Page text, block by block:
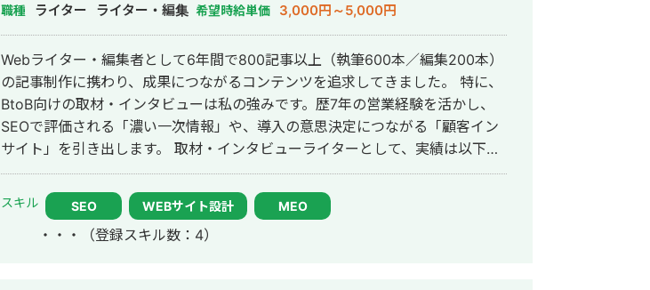
職種 ライター ライター・編集 希望時給単価 3,000円～5,000円
Webライター・編集者として6年間で800記事以上（執筆600本／編集200本）
の記事制作に携わり、成果につながるコンテンツを追求してきました。 特に、
BtoB向けの取材・インタビューは私の強みです。歴7年の営業経験を活かし、
SEOで評価される「濃い一次情報」や、導入の意思決定につながる「顧客イン
サイト」を引き出します。 取材・インタビューライターとして、実績は以下の
通りです。 ◆取材実績 株式会社アルファ・ファイナンシャルプランナーズ様
「マネソル＋」（掲載許可はいただいております）
https://alphardic.com/moneysol/business/voice/daiwalifenext/ 「Employee
Edge」（掲載許可はいただいております）
スキル SEO WEBサイト設計 MEO
・・・ （登録スキル数：4）